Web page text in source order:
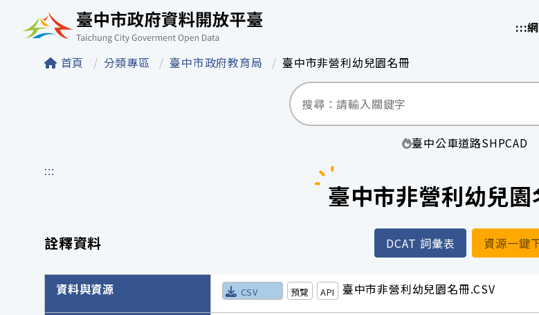
臺中市政府資料開放平臺 :::
首頁 分類專區 臺中市政府教育局 臺中市非營利幼兒園名冊
臺中公車道路SHPCAD
:::
臺中市非營利幼兒
詮釋資料 DCAT 詞彙表 資源一鍵
詮釋資料詳細內容
資料與資源 CSV 預覽 API 臺中市非營利幼兒園名冊.CSV